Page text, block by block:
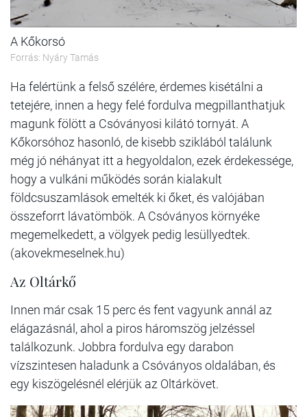
A Kőkorsó
Forrás: Nyáry Tamás
Ha felértünk a felső szélére, érdemes kisétálni a
tetejére, innen a hegy felé fordulva megpillanthatjuk
magunk fölött a Csóványosi kilátó tornyát. A
Kőkorsóhoz hasonló, de kisebb sziklából találunk
még jó néhányat itt a hegyoldalon, ezek érdekessége,
hogy a vulkáni működés során kialakult
földcsuszamlások emelték ki őket, és valójában
összeforrt lávatömbök. A Csóványos környéke
megemelkedett, a völgyek pedig lesüllyedtek.
(akovekmeselnek.hu)
Az Oltárkő
Innen már csak 15 perc és fent vagyunk annál az
elágazásnál, ahol a piros háromszög jelzéssel
találkozunk. Jobbra fordulva egy darabon
vízszintesen haladunk a Csóványos oldalában, és
egy kiszögelésnél elérjük az Oltárkövet.